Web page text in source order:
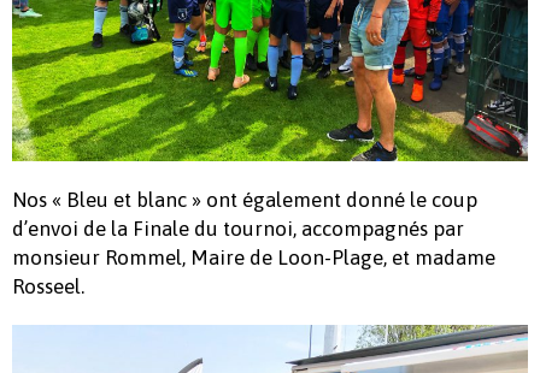
Nos « Bleu et blanc » ont également donné le coup
d’envoi de la Finale du tournoi, accompagnés par
monsieur Rommel, Maire de Loon-Plage, et madame
Rosseel.